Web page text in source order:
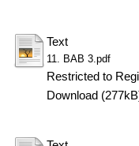
Text
11. BAB 3.pdf
Restricted to
Download